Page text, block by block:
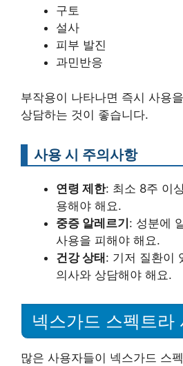
구토
설사
피부 발진
과민반응
부작용이 나타나면 즉시 사용
상담하는 것이 좋습니다.
사용 시 주의사항
연령 제한: 최소 8주 이
용해야 해요.
중증 알레르기: 성분에
사용을 피해야 해요.
건강 상태: 기저 질환이
의사와 상담해야 해요.
넥스가드 스펙트라
많은 사용자들이 넥스가드 스